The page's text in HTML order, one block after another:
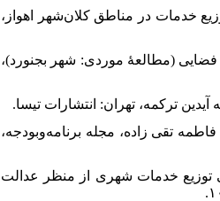
فضایی پراکنش جمعیت و توزیع خدمات در مناطق کلان‌شهر اهواز،
با رویکرد عدالت فضایی (مطالعۀ موردی: شهر بجنورد)،
ترجمه فاطمه تقی زاده، مجله برنامه‌وبودجه،
(۱۳۹۵)، تحلیل نابرابری‌های فضایی توزیع خدمات شهری از منظر عدالت